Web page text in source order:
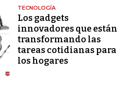
TECNOLOGÍA
Los gadgets
innovadores que están
transformando las
tareas cotidianas para
los hogares